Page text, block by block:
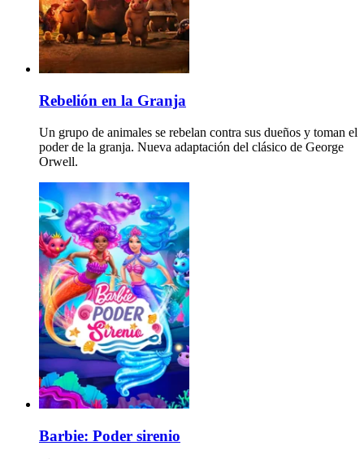
Rebelión en la Granja
Un grupo de animales se rebelan contra sus dueños y toman el
poder de la granja. Nueva adaptación del clásico de George
Orwell.
Barbie: Poder sirenio